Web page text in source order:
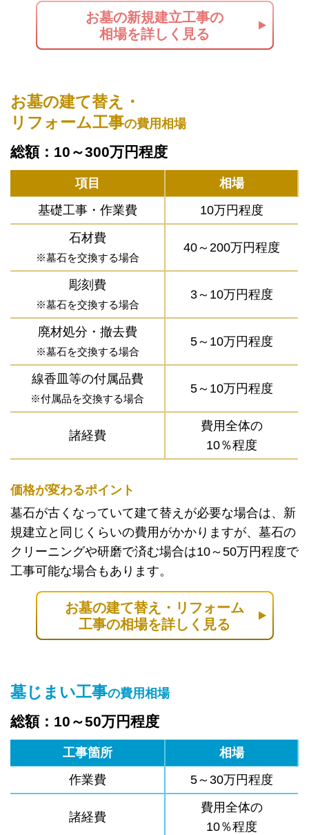
お墓の新規建立工事の
相場を詳しく見る
お墓の建て替え・
リフォーム工事の費用相場
総額：10～300万円程度
項目
相場
基礎工事・作業費
10万円程度
石材費
※墓石を交換する場合
40～200万円程度
彫刻費
※墓石を交換する場合
3～10万円程度
廃材処分・撤去費
※墓石を交換する場合
5～10万円程度
線香皿等の付属品費
※付属品を交換する場合
5～10万円程度
諸経費
費用全体の
10％程度
価格が変わるポイント
墓石が古くなっていて建て替えが必要な場合は、新
規建立と同じくらいの費用がかかりますが、墓石の
クリーニングや研磨で済む場合は10～50万円程度で
工事可能な場合もあります。
お墓の建て替え・リフォーム
工事の相場を詳しく見る
墓じまい工事の費用相場
総額：10～50万円程度
工事箇所
相場
作業費
5～30万円程度
諸経費
費用全体の
10％程度